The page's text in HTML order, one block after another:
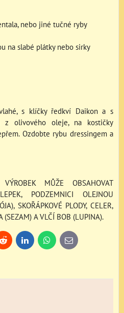
nebo jiné tučné ryby
na slabé plátky nebo sirky
s klíčky ředkví Daikon a s
z olivového oleje, na kostičky
Ozdobte rybu dressingem a
MŮŽE OBSAHOVAT
PODZEMNICI OLEJNOU
SKOŘÁPKOVÉ PLODY, CELER,
(SEZAM) A VLČÍ BOB (LUPINA).
Reddit LinkedInWhatsApp
E-
mail